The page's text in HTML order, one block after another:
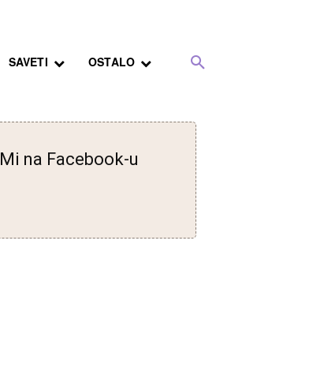
SAVETI OSTALO
Mi na Facebook-u